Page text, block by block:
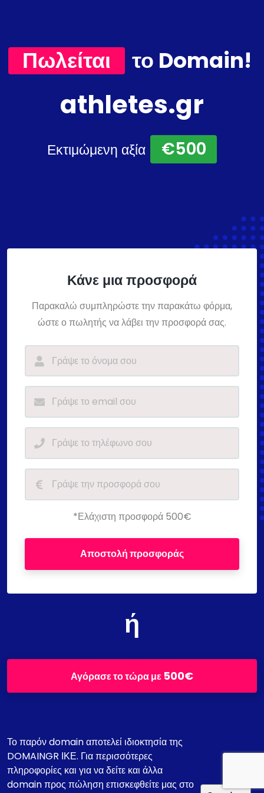
Πωλείται το Domain!
athletes.gr
Εκτιμώμενη αξία €500
Κάνε μια προσφορά
Παρακαλώ συμπληρώστε την παρακάτω φόρμα,
ώστε ο πωλητής να λάβει την προσφορά σας.
*Ελάχιστη προσφορά 500€
Αποστολή προσφοράς
ή
Αγόρασε το τώρα με 500€
Το παρόν domain αποτελεί ιδιοκτησία της
DOMAINGR ΙΚΕ. Για περισσότερες
πληροφορίες και για να δείτε και άλλα
domain προς πώληση επισκεφθείτε μας στο